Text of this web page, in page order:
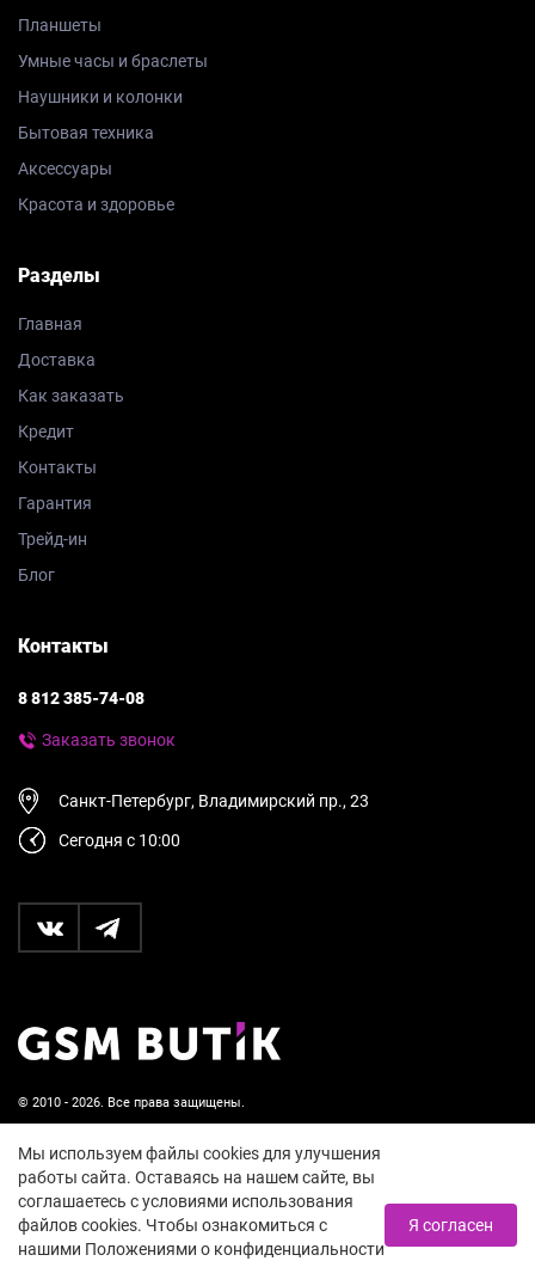
© 2010 - 2026. Все права защищены.
Пользовательское соглашение и политика
конфиденциальности
18+
Планшеты
Умные часы и браслеты
Наушники и колонки
Бытовая техника
Аксессуары
Красота и здоровье
Разделы
Главная
Доставка
Как заказать
Кредит
Контакты
Гарантия
Трейд-ин
Блог
Контакты
8 812 385-74-08
Заказать звонок
Санкт-Петербург, Владимирский пр., 23
Сегодня с 10:00
Мы используем файлы cookies для улучшения
работы сайта. Оставаясь на нашем сайте, вы
соглашаетесь с условиями использования
файлов cookies. Чтобы ознакомиться с
нашими Положениями о конфиденциальности
Я согласен